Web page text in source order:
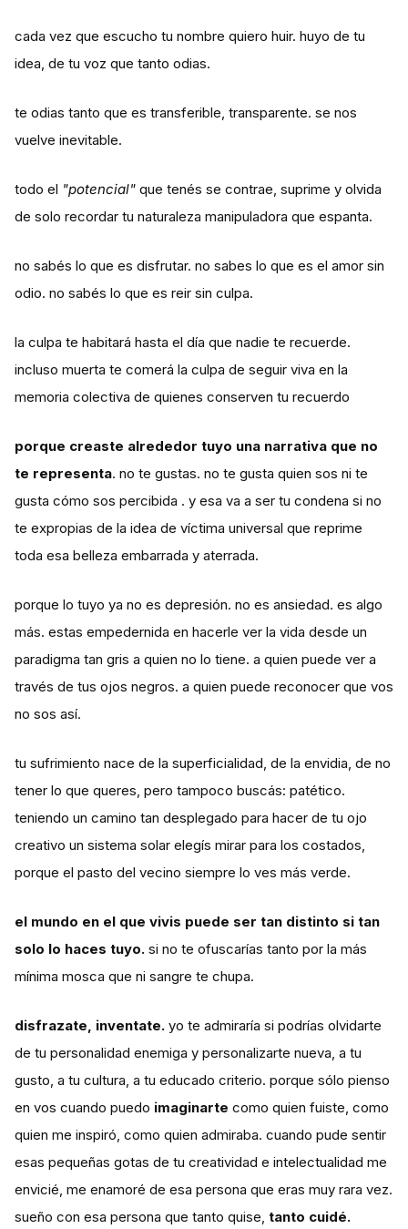
cada vez que escucho tu nombre quiero huir. huyo de tu
idea, de tu voz que tanto odias.
te odias tanto que es transferible, transparente. se nos
vuelve inevitable.
todo el "potencial" que tenés se contrae, suprime y olvida
de solo recordar tu naturaleza manipuladora que espanta.
no sabés lo que es disfrutar. no sabes lo que es el amor sin
odio. no sabés lo que es reir sin culpa.
la culpa te habitará hasta el día que nadie te recuerde.
incluso muerta te comerá la culpa de seguir viva en la
memoria colectiva de quienes conserven tu recuerdo
porque creaste alrededor tuyo una narrativa que no
te representa. no te gustas. no te gusta quien sos ni te
gusta cómo sos percibida . y esa va a ser tu condena si no
te expropias de la idea de víctima universal que reprime
toda esa belleza embarrada y aterrada.
porque lo tuyo ya no es depresión. no es ansiedad. es algo
más. estas empedernida en hacerle ver la vida desde un
paradigma tan gris a quien no lo tiene. a quien puede ver a
través de tus ojos negros. a quien puede reconocer que vos
no sos así.
tu sufrimiento nace de la superficialidad, de la envidia, de no
tener lo que queres, pero tampoco buscás: patético.
teniendo un camino tan desplegado para hacer de tu ojo
creativo un sistema solar elegís mirar para los costados,
porque el pasto del vecino siempre lo ves más verde.
el mundo en el que vivis puede ser tan distinto si tan
solo lo haces tuyo. si no te ofuscarías tanto por la más
mínima mosca que ni sangre te chupa.
disfrazate, inventate. yo te admiraría si podrías olvidarte
de tu personalidad enemiga y personalizarte nueva, a tu
gusto, a tu cultura, a tu educado criterio. porque sólo pienso
en vos cuando puedo imaginarte como quien fuiste, como
quien me inspiró, como quien admiraba. cuando pude sentir
esas pequeñas gotas de tu creatividad e intelectualidad me
envicié, me enamoré de esa persona que eras muy rara vez.
sueño con esa persona que tanto quise, tanto cuidé.